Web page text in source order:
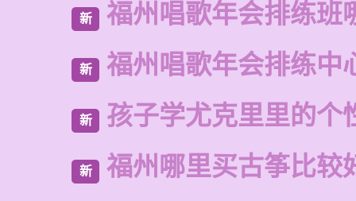
新 福州唱歌年会排练班
新 福州唱歌年会排练中
新 孩子学尤克里里的个
新 福州哪里买古筝比较